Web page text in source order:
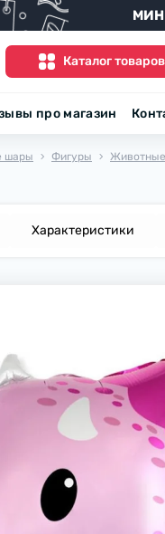
Каталог товаров
про магазин
шары Фигуры Животные
Характеристики